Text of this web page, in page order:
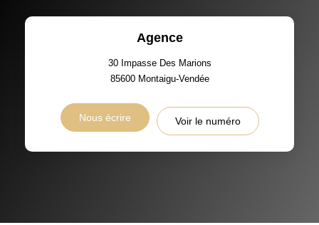
Agence
30 Impasse Des Marions
85600 Montaigu-Vendée
Nous écrire Voir le numéro